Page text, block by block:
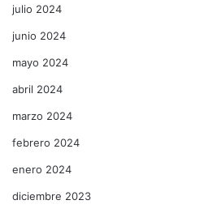
julio 2024
junio 2024
mayo 2024
abril 2024
marzo 2024
febrero 2024
enero 2024
diciembre 2023